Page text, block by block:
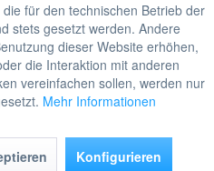
für den technischen Betrieb der
stets gesetzt werden. Andere
dieser Website erhöhen,
die Interaktion mit anderen
vereinfachen sollen, werden nur
Mehr Informationen
Konfigurieren